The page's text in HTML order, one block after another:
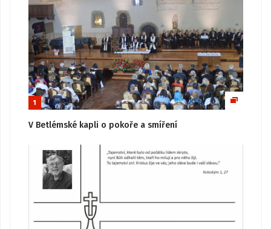
1
V Betlémské kapli o pokoře a smíření